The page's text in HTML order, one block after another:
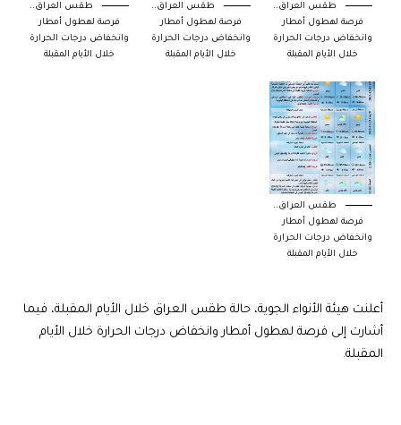
طقس العراق..
فرصة لهطول أمطار
وانخفاض درجات الحرارة
خلال الأيام المقبلة
طقس العراق..
فرصة لهطول أمطار
وانخفاض درجات الحرارة
خلال الأيام المقبلة
طقس العراق..
فرصة لهطول أمطار
وانخفاض درجات الحرارة
خلال الأيام المقبلة
طقس العراق..
فرصة لهطول أمطار
وانخفاض درجات الحرارة
خلال الأيام المقبلة
أعلنت هيئة الأنواء الجوية، حالة طقس العراق خلال الأيام المقبلة، فيما
أشارت إلى فرصة لهطول أمطار وانخفاض درجات الحرارة خلال الأيام
المقبلة.